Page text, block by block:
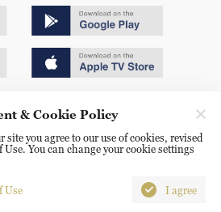
号
010-85061466
& Cookie Policy
you agree to our use of cookies, revised
You can change your cookie settings
Use I agree